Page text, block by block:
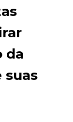
da
suas